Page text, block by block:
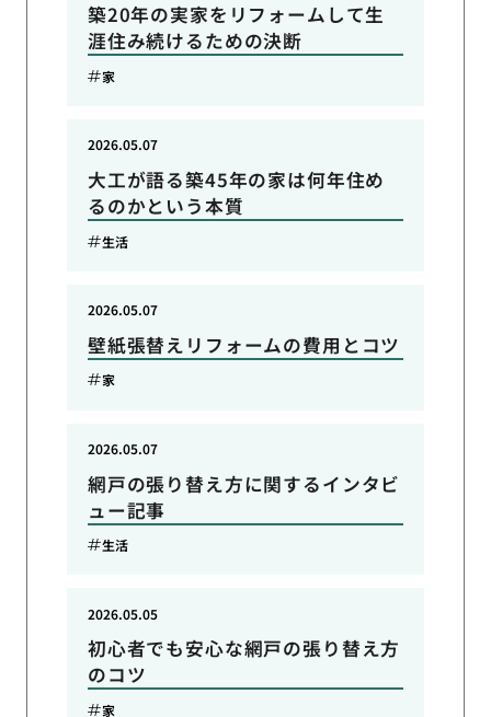
築20年の実家をリフォームして生
涯住み続けるための決断
家
大工が語る築45年の家は何年住め
るのかという本質
2026.05.07
生活
壁紙張替えリフォームの費用とコツ
2026.05.07
家
網戸の張り替え方に関するインタビ
ュー記事
2026.05.07
生活
初心者でも安心な網戸の張り替え方
のコツ
2026.05.05
家